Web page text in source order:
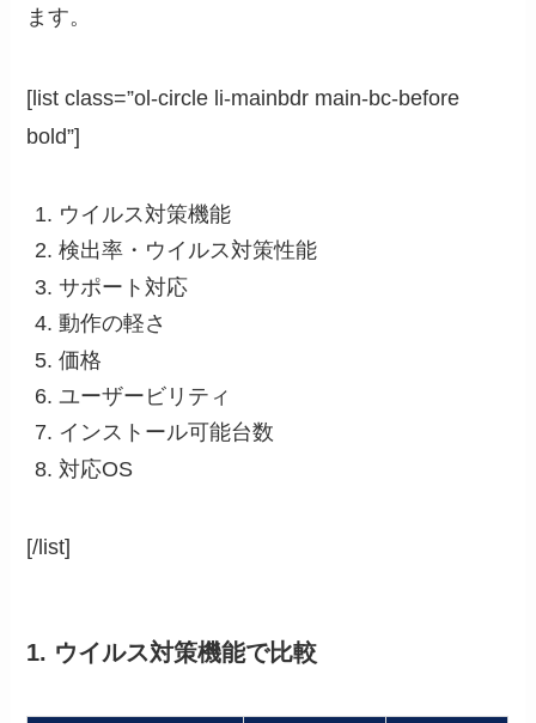
ます。
[list class=”ol-circle li-mainbdr main-bc-before
bold”]
ウイルス対策機能
検出率・ウイルス対策性能
サポート対応
動作の軽さ
価格
ユーザービリティ
インストール可能台数
対応OS
[/list]
1. ウイルス対策機能で比較